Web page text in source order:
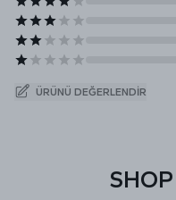
ÜRÜNÜ DEĞERLENDIR